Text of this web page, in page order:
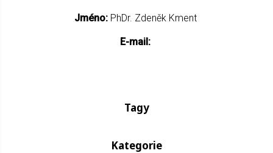
Jméno: PhDr. Zdeněk Kment
E-mail:
Tagy
Kategorie